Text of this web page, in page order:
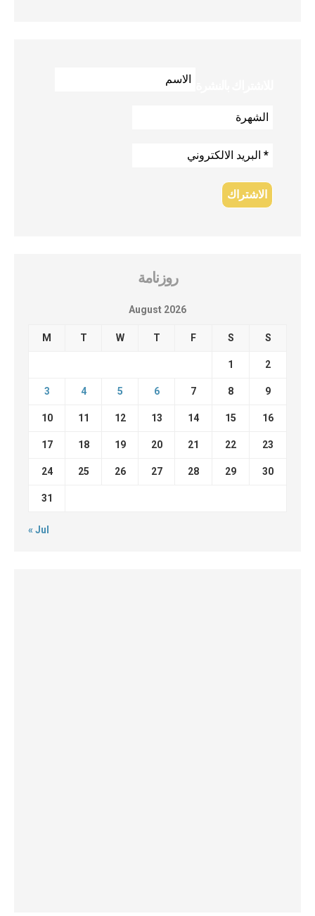
روزنامة
August 2026
M T W T F S S
1 2
3 4 5 6 7 8 9
10 11 12 13 14 15 16
17 18 19 20 21 22 23
24 25 26 27 28 29 30
31
« Jul